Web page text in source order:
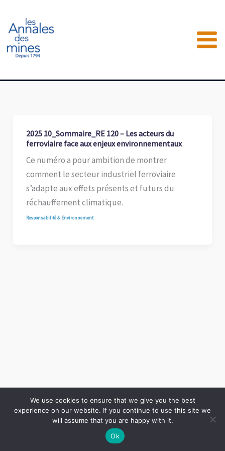
contenu
2025 10_Sommaire_RE 120 – Les acteurs du
ferroviaire face aux enjeux environnementaux
Ce numéro a pour ambition de montrer
comment le secteur industriel ferroviaire
s’adapte aux effets présents et futurs du
réchauffement climatique.
Responsabilité & Environnement
Copyright © 2026 LES ANNALES DES MINES | Powered by Thème WordPress Astra
We use cookies to ensure that we give you the best
experience on our website. If you continue to use this site we
will assume that you are happy with it.
Ok